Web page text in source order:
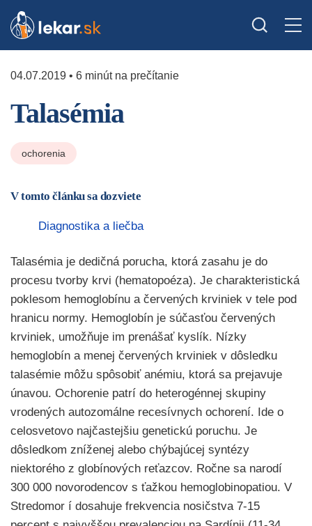
04.07.2019 • 6 minút na prečítanie
Talasémia
ochorenia
V tomto článku sa dozviete
Diagnostika a liečba
Talasémia je dedičná porucha, ktorá zasahu je do
procesu tvorby krvi (hematopoéza). Je charakteristická
poklesom hemoglobínu a červených krviniek v tele pod
hranicu normy. Hemoglobín je súčasťou červených
krviniek, umožňuje im prenášať kyslík. Nízky
hemoglobín a menej červených krviniek v dôsledku
talasémie môžu spôsobiť anémiu, ktorá sa prejavuje
únavou. Ochorenie patrí do heterogénnej skupiny
vrodených autozomálne recesívnych ochorení. Ide o
celosvetovo najčastejšiu genetickú poruchu. Je
dôsledkom zníženej alebo chýbajúcej syntézy
niektorého z globínových reťazcov. Ročne sa narodí
300 000 novorodencov s ťažkou hemoglobinopatiou. V
Stredomor í dosahuje frekvencia nosičstva 7-15